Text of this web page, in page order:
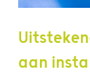
aan